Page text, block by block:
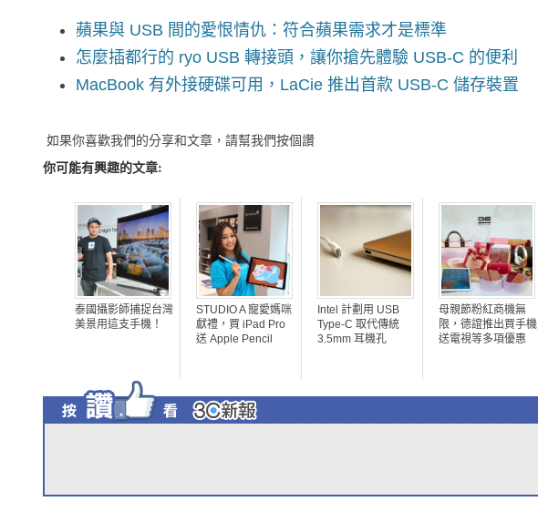
蘋果與 USB 間的愛恨情仇：符合蘋果需求才是標準
怎麼插都行的 ryo USB 轉接頭，讓你搶先體驗 USB-C 的便利
MacBook 有外接硬碟可用，LaCie 推出首款 USB-C 儲存裝置
如果你喜歡我們的分享和文章，請幫我們按個讚
你可能有興趣的文章:
泰國攝影師捕捉台灣
美景用這支手機！
STUDIO A 寵愛媽咪
獻禮，買 iPad Pro
送 Apple Pencil
Intel 計劃用 USB
Type-C 取代傳統
3.5mm 耳機孔
母親節粉紅商機無
限，德誼推出買手機
送電視等多項優惠